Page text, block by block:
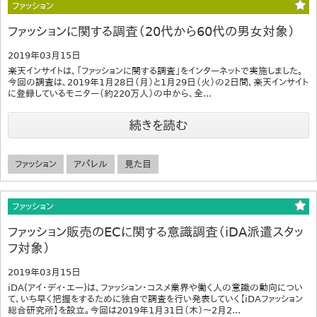
ファッション
ファッションに関する調査（20代から60代の男女対象）
2019年03月15日
楽天インサイトは、「ファッションに関する調査」をインターネットで実施しました。
今回の調査は、2019年1月28日（月）と1月29日（火）の2日間、楽天インサイト
に登録しているモニター（約220万人）の中から、全...
続きを読む
ファッション アパレル 見た目
ファッション
ファッション販売のECに関する意識調査（iDA派遣スタッ
フ対象）
2019年03月15日
iDA(アイ･ディ･エー)は、ファッション・コスメ業界や働く人の意識の動向につい
て、いち早く把握をするために独自で調査を行い発表していく【iDAファッション
総合研究所】を設立。今回は2019年1月31日（木）～2月2...